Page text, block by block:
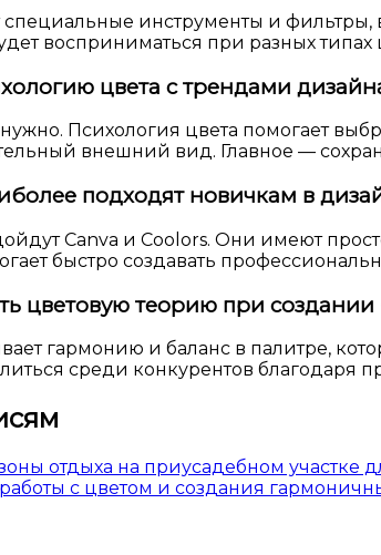
инструменты и
восприниматься при разных
цвета с трендами
Психология цвета помогает
внешний вид. Главное —
подходят новичкам в
Canva и Coolors. Они имеют
быстро создавать
цветовую теорию при
гармонию и баланс в палитре,
среди конкурентов
отдыха на приусадебном участке
с цветом и создания